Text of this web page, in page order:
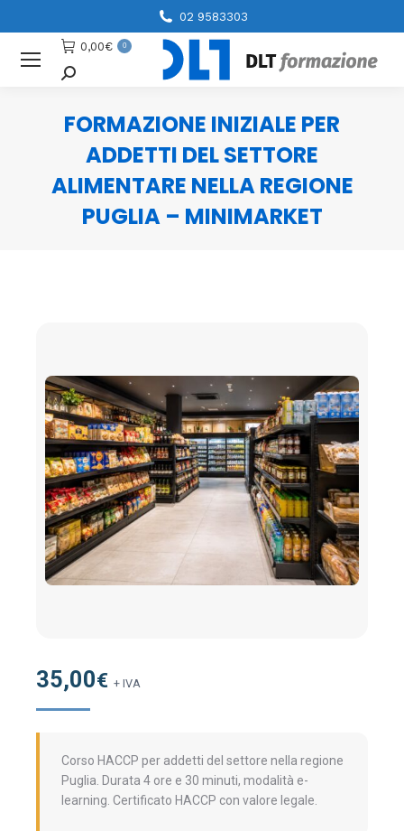
02 9583303
0,00€ 0
Cerca
FORMAZIONE INIZIALE PER
ADDETTI DEL SETTORE
ALIMENTARE NELLA REGIONE
PUGLIA – MINIMARKET
35,00€ + IVA
Corso HACCP per addetti del settore nella regione
Puglia. Durata 4 ore e 30 minuti, modalità e-
learning. Certificato HACCP con valore legale.